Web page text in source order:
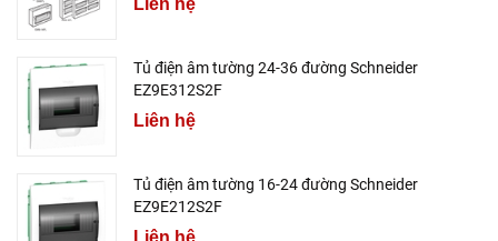
Liên hệ
Tủ điện âm tường 24-36 đường Schneider
EZ9E312S2F
Liên hệ
Tủ điện âm tường 16-24 đường Schneider
EZ9E212S2F